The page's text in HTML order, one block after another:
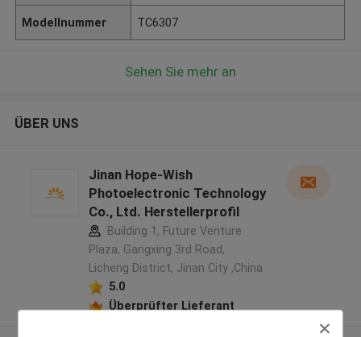
Modellnummer TC6307
Sehen Sie mehr an
ÜBER UNS
Jinan Hope-Wish
Photoelectronic Technology
Co., Ltd. Herstellerprofil
Building 1, Future Venture
Plaza, Gangxing 3rd Road,
Licheng District, Jinan City ,China
5.0
Überprüfter Lieferant